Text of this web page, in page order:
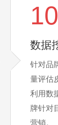
10
数据
针对品
量评估
利用数
牌针对
营销。